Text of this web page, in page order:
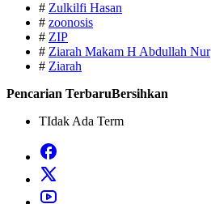
# Zulkilfi Hasan
# zoonosis
# ZIP
# Ziarah Makam H Abdullah Nur
# Ziarah
Pencarian TerbaruBersihkan
TIdak Ada Term